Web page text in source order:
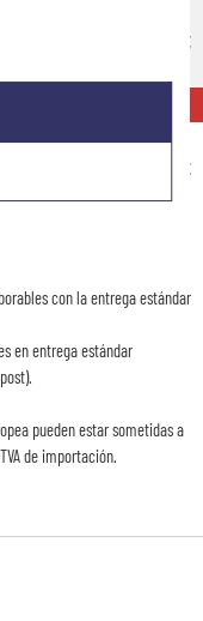
9,95 €
14,95 €
con la entrega estándar
en entrega estándar
pueden estar sometidas a
de importación.